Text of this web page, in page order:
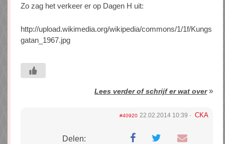
Zo zag het verkeer er op Dagen H uit:
http://upload.wikimedia.org/wikipedia/commons/1/1f/Kungs
gatan_1967.jpg
Lees verder of schrijf er wat over»
#40920 22.02.2014 10:39 CKA
Delen: